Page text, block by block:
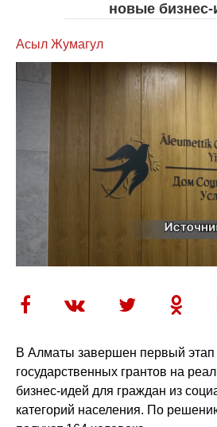
новые бизнес-
Асыл Жумагул
В Алматы завершен первый этап
государственных грантов на
бизнес-идей для граждан из
категорий населения. По